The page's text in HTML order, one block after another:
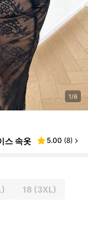
1/6
스 속옷 5.00 (8)
18 (3XL)